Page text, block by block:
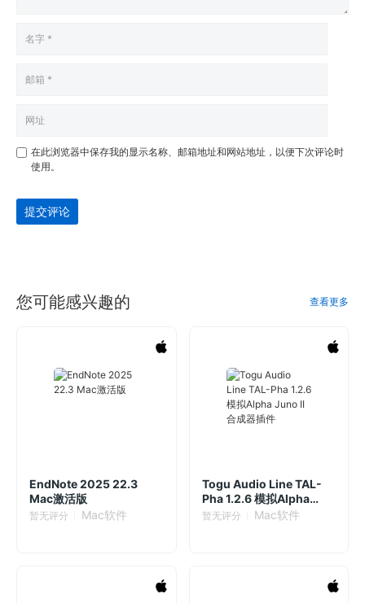
在此浏览器中保存我的显示名称、邮箱地址和网站地址，以便下次评论时
使用。
提交评论
您可能感兴趣的 查看更多
EndNote 2025 22.3
Mac激活版
暂无评分 Mac软件
Togu Audio Line TAL-
Pha 1.2.6 模拟Alpha
Juno II合成器插件
暂无评分 Mac软件